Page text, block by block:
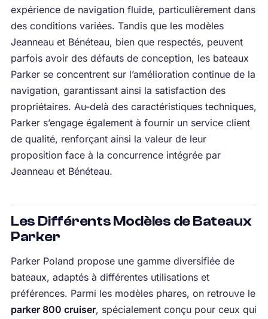
expérience de navigation fluide, particulièrement dans
des conditions variées. Tandis que les modèles
Jeanneau et Bénéteau, bien que respectés, peuvent
parfois avoir des défauts de conception, les bateaux
Parker se concentrent sur l’amélioration continue de la
navigation, garantissant ainsi la satisfaction des
propriétaires. Au-delà des caractéristiques techniques,
Parker s’engage également à fournir un service client
de qualité, renforçant ainsi la valeur de leur
proposition face à la concurrence intégrée par
Jeanneau et Bénéteau.
Les Différents Modèles de Bateaux
Parker
Parker Poland propose une gamme diversifiée de
bateaux, adaptés à différentes utilisations et
préférences. Parmi les modèles phares, on retrouve le
parker 800 cruiser, spécialement conçu pour ceux qui